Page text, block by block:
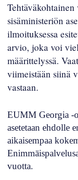
sisäministeriön
ilmoituksessa
arvio, joka voi
määrittelyssä.
viimeistään siinä
vastaan.
EUMM Georgia -
asetetaan ehdolle
aikaisempaa
vuotta.